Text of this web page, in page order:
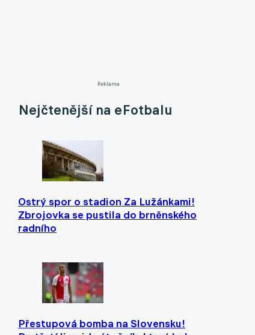
Reklama
Nejčtenější na eFotbalu
Ostrý spor o stadion Za Lužánkami!
Zbrojovka se pustila do brněnského
radního
Přestupová bomba na Slovensku!